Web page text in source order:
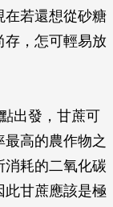
在若還想從砂糖
存，怎可輕易放
出發，甘蔗可
高的農作物之
消耗的二氧化碳
此甘蔗應該是極